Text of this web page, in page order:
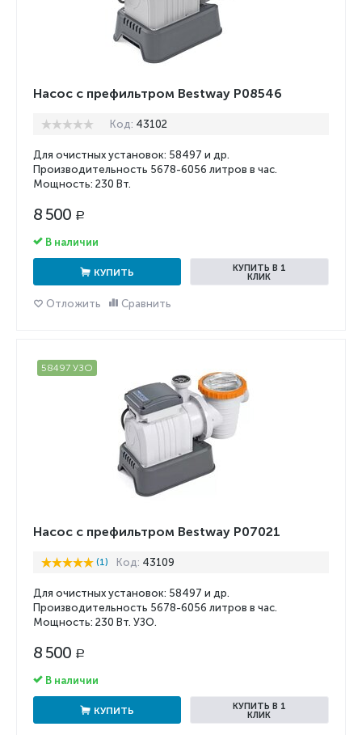
Насос с префильтром Bestway P08546
Код: 43102
Для очистных установок: 58497 и др.
Производительность 5678-6056 литров в час.
Мощность: 230 Вт.
8 500 Р
В наличии
КУПИТЬ
КУПИТЬ В 1
КЛИК
Отложить Сравнить
58497 УЗО
Насос с префильтром Bestway P07021
(1) Код: 43109
Для очистных установок: 58497 и др.
Производительность 5678-6056 литров в час.
Мощность: 230 Вт. УЗО.
8 500 Р
В наличии
КУПИТЬ
КУПИТЬ В 1
КЛИК